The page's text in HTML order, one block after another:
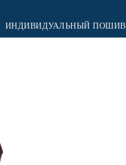
ИНДИВИДУАЛЬНЫЙ ПОШИВ